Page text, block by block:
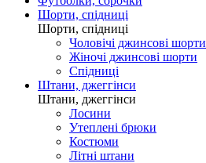
Шорти, спідниці
Шорти, спідниці
Чоловічі джинсові шорти
Жіночі джинсові шорти
Спідниці
Штани, джеггінси
Штани, джеггінси
Лосини
Утеплені брюки
Костюми
Літні штани